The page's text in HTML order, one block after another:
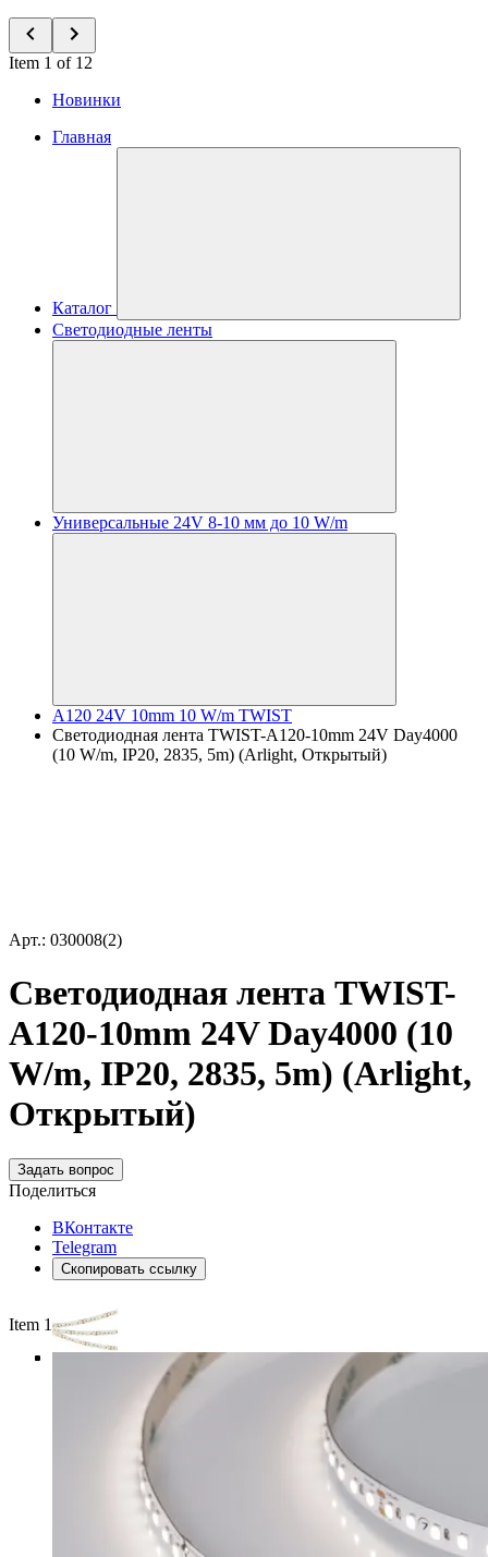
Item 1 of 12
Новинки
Главная
Каталог
Светодиодные ленты
Универсальные 24V 8-10 мм до 10 W/m
A120 24V 10mm 10 W/m TWIST
Светодиодная лента TWIST-A120-10mm 24V Day4000
(10 W/m, IP20, 2835, 5m) (Arlight, Открытый)
Арт.: 030008(2)
Светодиодная лента TWIST-
A120-10mm 24V Day4000 (10
W/m, IP20, 2835, 5m) (Arlight,
Открытый)
Задать вопрос
Поделиться
ВКонтакте
Telegram
Скопировать ссылку
Item 1 of 5